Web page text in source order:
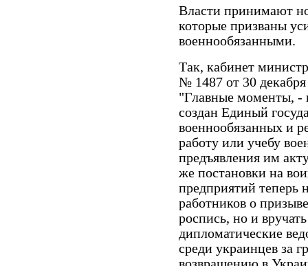
Власти принимают
которые призваны
военнообязанными.
Так, кабинет
№ 1487 от 30
"Главные моменты, -
создан Единый
военнообязанных и
работу или учебу
предъявления им
же постановки на
предприятий теперь
работников о
роспись, но и
дипломатические
среди украинцев за